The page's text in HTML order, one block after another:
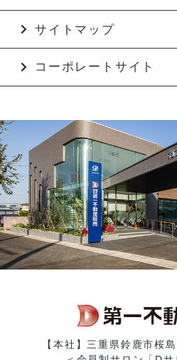
サイトマップ
コーポレートサイト
【本社】三重県鈴鹿市桜